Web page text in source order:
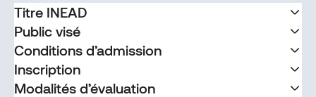
Titre INEAD
Public visé
Conditions d’admission
Inscription
Modalités d’évaluation